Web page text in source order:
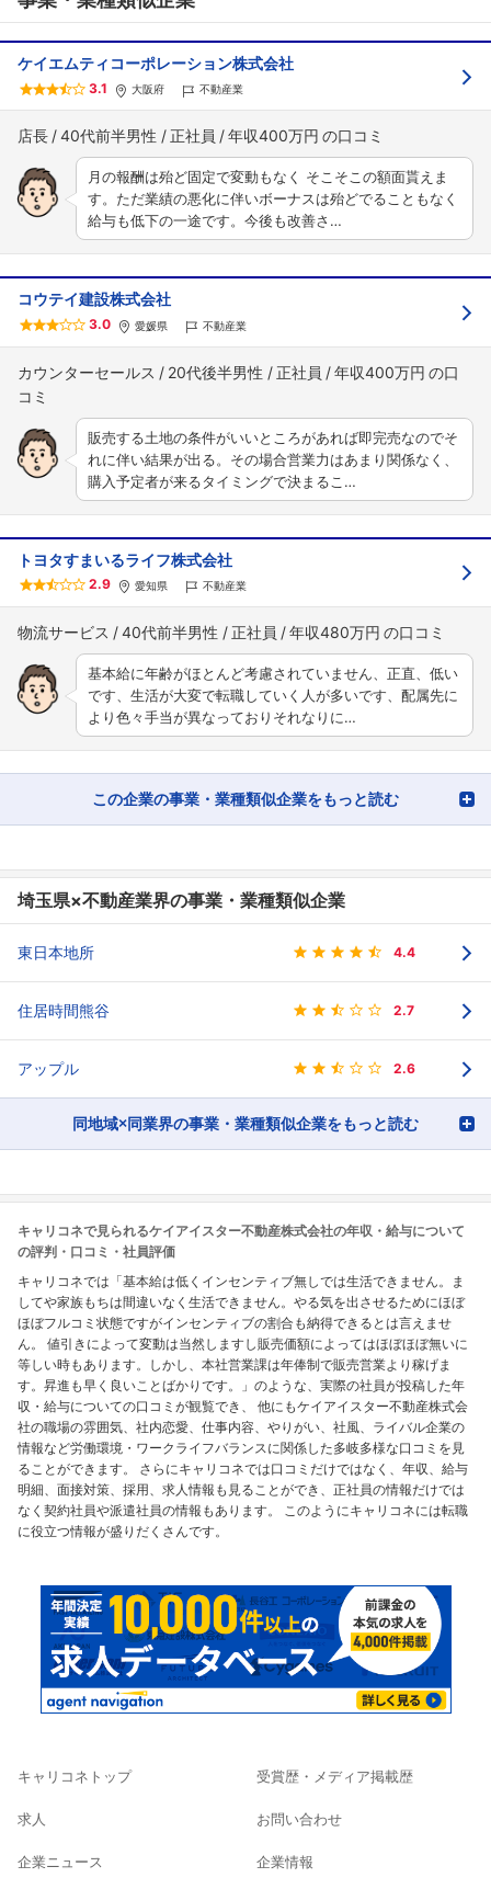
ケイエムティコーポレーション株式会社
3.1 大阪府 不動産業
店長 40代前半男性 正社員 年収400万円
月の報酬は殆ど固定で変動もなく そこそこの額面貰えま
す。ただ業績の悪化に伴いボーナスは殆どでることもなく
給与も低下の一途です。今後も改善さ…
コウテイ建設株式会社
3.0 愛媛県 不動産業
カウンターセールス 20代後半男性 正社員 年収400万円
販売する土地の条件がいいところがあれば即完売なのでそ
れに伴い結果が出る。その場合営業力はあまり関係なく、
購入予定者が来るタイミングで決まるこ…
トヨタすまいるライフ株式会社
2.9 愛知県 不動産業
物流サービス 40代前半男性 正社員 年収480万円
基本給に年齢がほとんど考慮されていません、正直、低い
です、生活が大変で転職していく人が多いです、配属先に
より色々手当が異なっておりそれなりに…
この企業の事業・業種類似企業をもっと読む
埼玉県×不動産業界の事業・業種類似企業
東日本地所 4.4
住居時間熊谷 2.7
アップル 2.6
同地域×同業界の事業・業種類似企業をもっと読む
キャリコネで見られるケイアイスター不動産株式会社の年収・給与について
の評判・口コミ・社員評価
キャリコネでは「基本給は低くインセンティブ無しでは生活できません。ま
してや家族もちは間違いなく生活できません。やる気を出させるためにほぼ
ほぼフルコミ状態ですがインセンティブの割合も納得できるとは言えませ
ん。 値引きによって変動は当然しますし販売価額によってはほぼほぼ無いに
等しい時もあります。しかし、本社営業課は年俸制で販売営業より稼げま
す。昇進も早く良いことばかりです。」のような、実際の社員が投稿した年
収・給与についての口コミが観覧でき、 他にもケイアイスター不動産株式会
社の職場の雰囲気、社内恋愛、仕事内容、やりがい、社風、ライバル企業の
情報など労働環境・ワークライフバランスに関係した多岐多様な口コミを見
ることができます。 さらにキャリコネでは口コミだけではなく、年収、給与
明細、面接対策、採用、求人情報も見ることができ、正社員の情報だけでは
なく契約社員や派遣社員の情報もあります。 このようにキャリコネには転職
に役立つ情報が盛りだくさんです。
キャリコネトップ
求人
企業ニュース
受賞歴・メディア掲載歴
お問い合わせ
企業情報